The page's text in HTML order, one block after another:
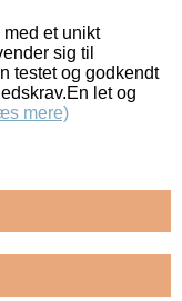
et unikt
sig til
testet og godkendt
let og
mere)